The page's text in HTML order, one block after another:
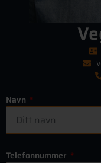
Navn
Telefonnummer